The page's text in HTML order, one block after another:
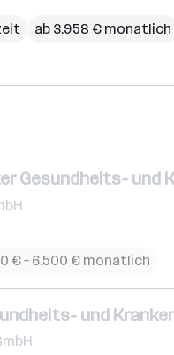
ab 3.958 € monatlich
Gesundheits- und
€ – 6.500 € monatlich
und